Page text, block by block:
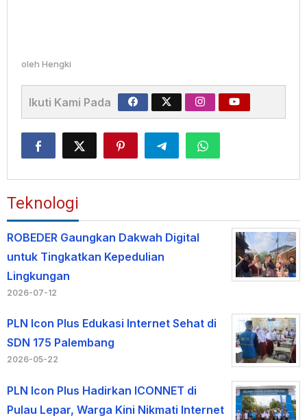
oleh Hengki
Ikuti Kami Pada
Teknologi
ROBEDER Gaungkan Dakwah Digital
untuk Tingkatkan Kepedulian
Lingkungan
2026-07-12
PLN Icon Plus Edukasi Internet Sehat di
SDN 175 Palembang
2026-05-22
PLN Icon Plus Hadirkan ICONNET di
Pulau Lepar, Warga Kini Nikmati Internet